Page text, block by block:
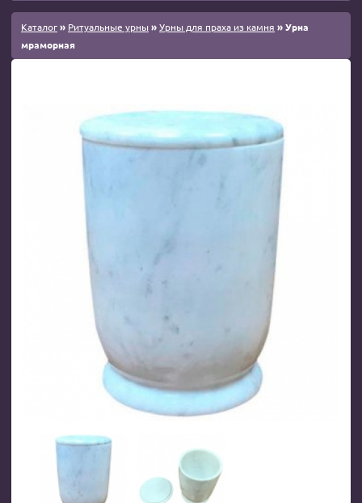
Каталог» Ритуальные урны»Урны для праха из камня » Урна
мраморная